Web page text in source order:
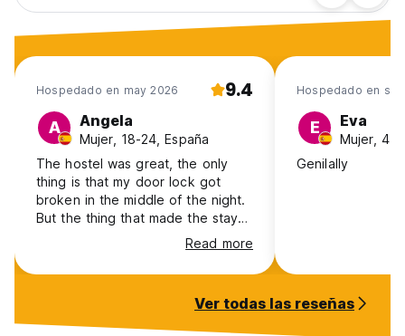
Hospedado en may 2026 9.4
A Angela
Mujer, 18-24, España
The hostel was great, the only
thing is that my door lock got
broken in the middle of the night.
But the thing that made the stay
more uncomfortable is that the
rooms are so hot from the
showers just in front of them and
open just a bit. I will suggest
getting just windows that you can
Read more
Hospedado en
E Eva
Mujer,
Genilally
Ver todas las reseñas